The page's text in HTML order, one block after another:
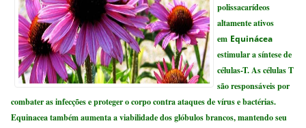
polissacarídeos
altamente ativos
em Equinácea
estimular a síntese de
células-T. As células T
são responsáveis ​​por
combater as infecções e proteger o corpo contra ataques de vírus e bactérias.
Equinacea também aumenta a viabilidade dos glóbulos brancos, mantendo seu